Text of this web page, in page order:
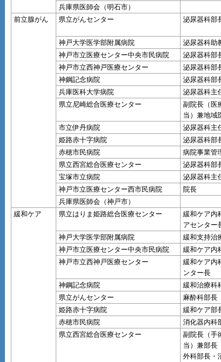
兵庫県医師会（明石市）
前立腺がん
県立がんセンター 泌尿器科部
神戸大学医学部附属病院
泌尿器科助
神戸市立医療センター中央市民病院
泌尿器科部
神戸市立西神戸医療センター
泌尿器科部
神鋼記念病院
泌尿器科部
兵庫医科大学病院
泌尿器科主
県立尼崎総合医療センター
副院長（医
当）兼地域
市立伊丹病院
泌尿器科主
姫路赤十字病院
泌尿器科部
赤穂市民病院
病院事業管
県立西宮総合医療センター
泌尿器科部
宝塚市立病院
泌尿器科主
神戸市立医療センター西市民病院
院長
兵庫県医師会（神戸市）
緩和ケア
県立はりま姫路総合医療センター
緩和ケア内
アセンター
神戸大学医学部附属病院
緩和支持治
神戸市立医療センター中央市民病院
緩和ケア内
神戸市立西神戸医療センター
緩和ケア内
ンター長
神鋼記念病院
緩和治療科
県立がんセンター
麻酔科部長
姫路赤十字病院
緩和ケア部
赤穂市民病院
消化器内科
県立西宮総合医療センター
副院長（手
当）兼部長
外科部長・